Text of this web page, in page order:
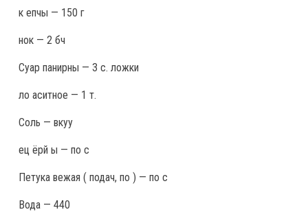
к епчы — 150 г
нок — 2 бч
Суар панирны — 3 с. ложки
ло аситное — 1 т.
Соль — вкуу
ец ёрй ы — по с
Петука вежая ( подач, по ) — по с
Вода — 440